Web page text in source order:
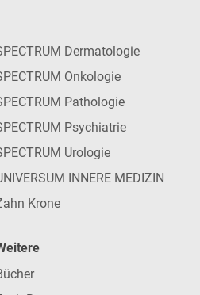
Dermatologie
Onkologie
Pathologie
Psychiatrie
Urologie
INNERE MEDIZIN
Krone